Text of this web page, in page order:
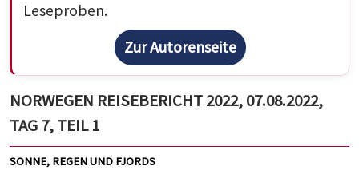
Leseproben.
Zur Autorenseite
NORWEGEN REISEBERICHT 2022, 07.08.2022,
TAG 7, TEIL 1
SONNE, REGEN UND FJORDS